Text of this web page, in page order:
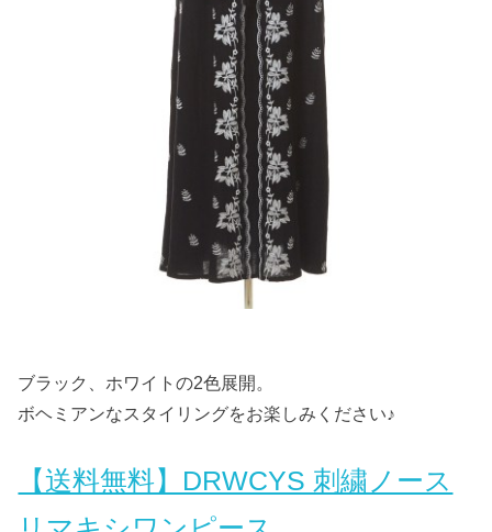
ブラック、ホワイトの2色展開。
ボヘミアンなスタイリングをお楽しみください♪
【送料無料】DRWCYS 刺繍ノース